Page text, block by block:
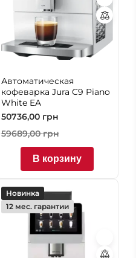
Автоматическая
кофеварка Jura C9 Piano
White EA
50736,00 грн
59689,00грн
В корзину
Новинка
12 мес. гарантии